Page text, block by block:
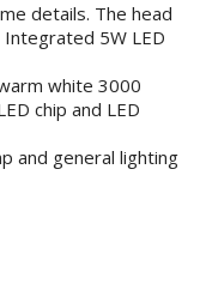
details. The head
5W LED
white 3000
chip and LED
and general lighting